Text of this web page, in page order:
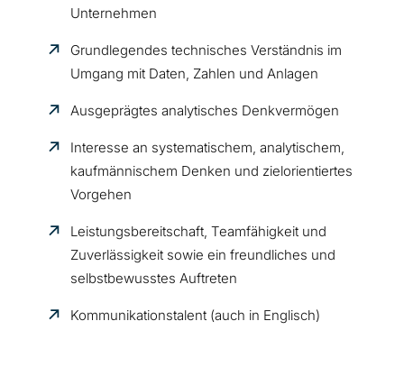
Unternehmen
Grundlegendes technisches Verständnis im
Umgang mit Daten, Zahlen und Anlagen
Ausgeprägtes analytisches Denkvermögen
Interesse an systematischem, analytischem,
kaufmännischem Denken und zielorientiertes
Vorgehen
Leistungsbereitschaft, Teamfähigkeit und
Zuverlässigkeit sowie ein freundliches und
selbstbewusstes Auftreten
Kommunikationstalent (auch in Englisch)